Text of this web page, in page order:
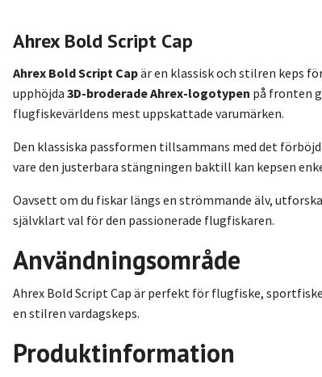
Ahrex Bold Script Cap
Ahrex Bold Script Capär en klassisk och stilren keps
upphöjda 3D-broderade Ahrex-logotypen på fronten
flugfiskevärldens mest uppskattade varumärken.
Den klassiska passformen tillsammans med det
vare den justerbara stängningen baktill kan kepsen
Oavsett om du fiskar längs en strömmande älv,
självklart val för den passionerade flugfiskaren.
Användningsområde
Ahrex Bold Script Cap är perfekt för flugfiske,
en stilren vardagskeps.
Produktinformation